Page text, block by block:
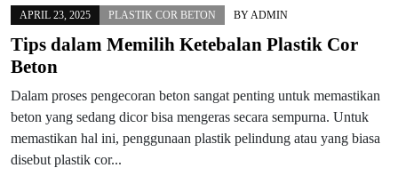
APRIL 23, 2025 PLASTIK COR BETON BYADMIN
Tips dalam Memilih Ketebalan Plastik Cor
Beton
Dalam proses pengecoran beton sangat penting untuk memastikan
beton yang sedang dicor bisa mengeras secara sempurna. Untuk
memastikan hal ini, penggunaan plastik pelindung atau yang biasa
disebut plastik cor...